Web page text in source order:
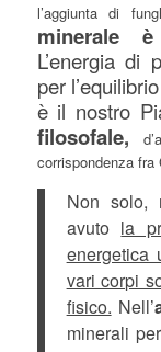
l’aggiunta di
minerale
L’energia di
per
è il nostro
filosofale,
corrispondenza fra
Non solo,
avuto la
energetica
vari corpi
fisico. Nell’
minerali